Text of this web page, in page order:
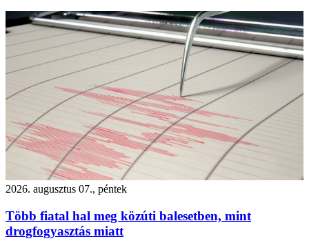
2026. augusztus 07., péntek
Több fiatal hal meg közúti balesetben, mint
drogfogyasztás miatt